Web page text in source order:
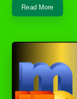
Read More